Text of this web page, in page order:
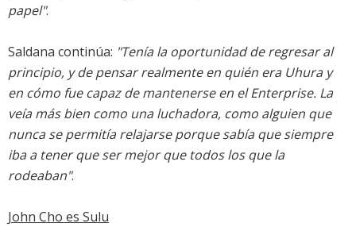
papel".
Saldana continúa: "Tenía la oportunidad de regresar al
principio, y de pensar realmente en quién era Uhura y
en cómo fue capaz de mantenerse en el Enterprise. La
veía más bien como una luchadora, como alguien que
nunca se permitía relajarse porque sabía que siempre
iba a tener que ser mejor que todos los que la
rodeaban".
John Cho es Sulu